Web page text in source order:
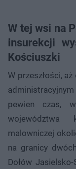
W tej wsi na
insurekcji
Kościuszki
W przeszłości,
pewien czas,
malowniczej
na granicy
Dołów